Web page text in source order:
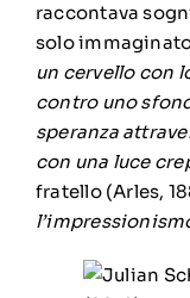
raccontava
solo
un cervello con
contro uno
speranza
con una luce
fratello (Arles,